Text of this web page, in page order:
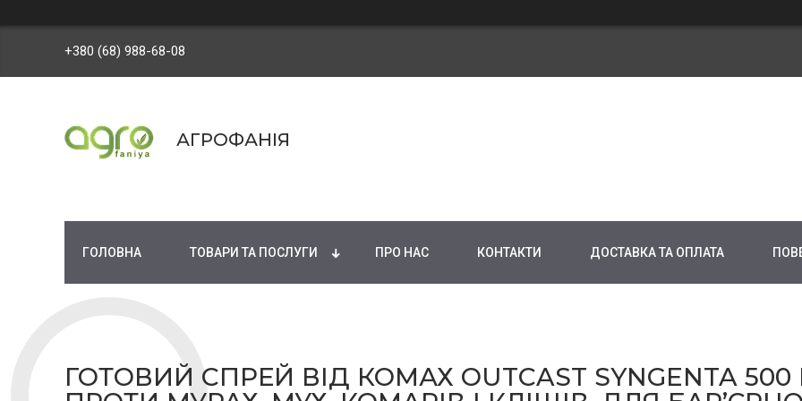
+380 (68) 988-68-08
АГРОФАНІЯ
ГОЛОВНА ТОВАРИ ТА ПОСЛУГИ ПРО НАС КОНТАКТИ ДОСТАВКА ТА ОПЛАТА
ГОТОВИЙ СПРЕЙ ВІД КОМАХ OUTCAST SYNGENTA